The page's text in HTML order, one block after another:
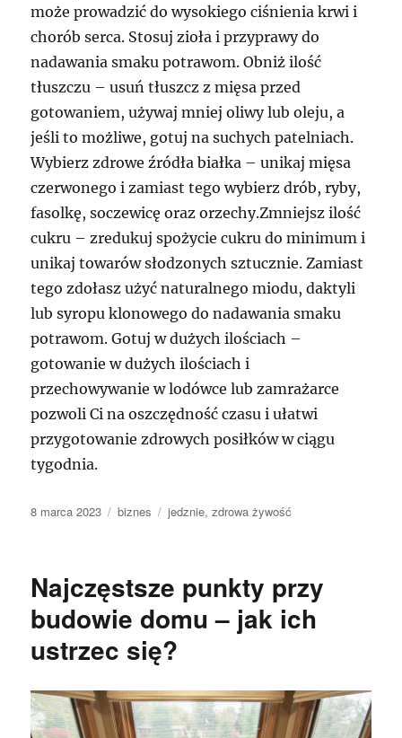
może prowadzić do wysokiego ciśnienia krwi i
chorób serca. Stosuj zioła i przyprawy do
nadawania smaku potrawom. Obniż ilość
tłuszczu – usuń tłuszcz z mięsa przed
gotowaniem, używaj mniej oliwy lub oleju, a
jeśli to możliwe, gotuj na suchych patelniach.
Wybierz zdrowe źródła białka – unikaj mięsa
czerwonego i zamiast tego wybierz drób, ryby,
fasolkę, soczewicę oraz orzechy.Zmniejsz ilość
cukru – zredukuj spożycie cukru do minimum i
unikaj towarów słodzonych sztucznie. Zamiast
tego zdołasz użyć naturalnego miodu, daktyli
lub syropu klonowego do nadawania smaku
potrawom. Gotuj w dużych ilościach –
gotowanie w dużych ilościach i
przechowywanie w lodówce lub zamrażarce
pozwoli Ci na oszczędność czasu i ułatwi
przygotowanie zdrowych posiłków w ciągu
tygodnia.
Data
8 marca 2023 Kategorie
biznes Tagi
jedznie,zdrowa żywość
Najczęstsze punkty przy
budowie domu – jak ich
ustrzec się?